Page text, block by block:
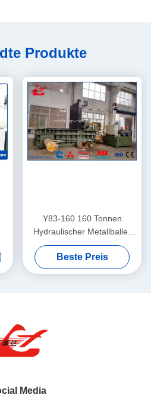
Produkte
Y83-160 160 Tonnen
Hydraulischer Metallballer
für die Komprimierung von
Stahl- und
Aluminiumabfällen
Beste Preis
Media